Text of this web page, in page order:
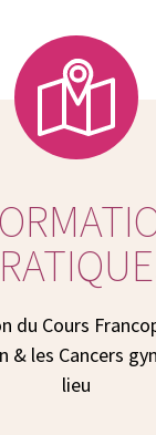
du Cours
& les Cancers
lieu